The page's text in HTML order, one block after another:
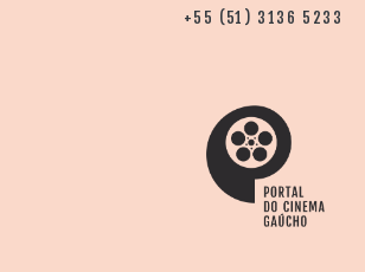
+55 (51) 3136 5233